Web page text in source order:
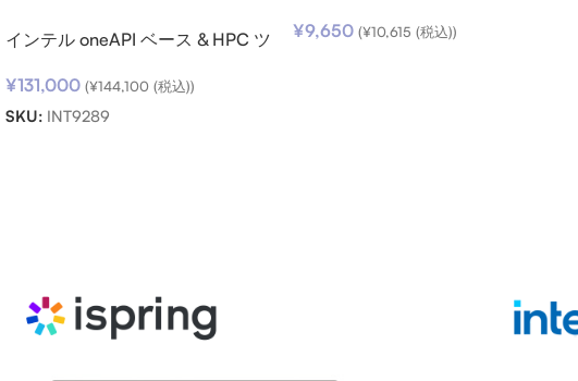
インテル oneAPI ベース & HPC ツ
(期限内更新用)
¥131,000 (¥144,100 (税込))
SKU: INT9289
¥9,650 (¥10,615 (税込))